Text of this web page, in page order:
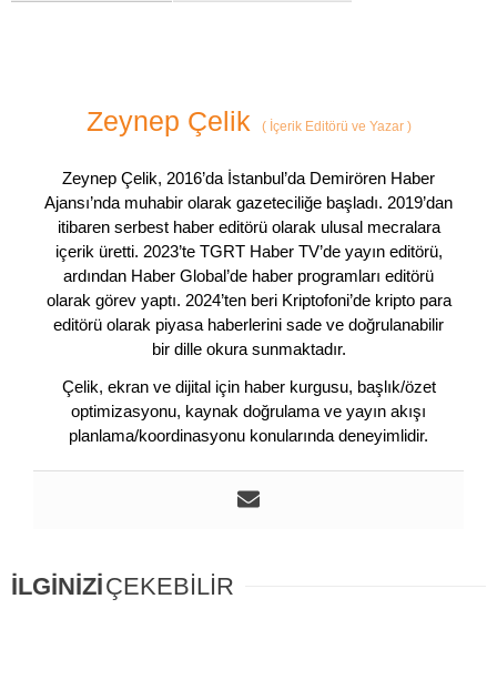
Zeynep Çelik (İçerik Editörü ve Yazar )
Zeynep Çelik, 2016’da İstanbul’da Demirören Haber
Ajansı’nda muhabir olarak gazeteciliğe başladı. 2019’dan
itibaren serbest haber editörü olarak ulusal mecralara
içerik üretti. 2023’te TGRT Haber TV’de yayın editörü,
ardından Haber Global’de haber programları editörü
olarak görev yaptı. 2024’ten beri Kriptofoni’de kripto para
editörü olarak piyasa haberlerini sade ve doğrulanabilir
bir dille okura sunmaktadır.
Çelik, ekran ve dijital için haber kurgusu, başlık/özet
optimizasyonu, kaynak doğrulama ve yayın akışı
planlama/koordinasyonu konularında deneyimlidir.
İLGİNİZİÇEKEBİLİR